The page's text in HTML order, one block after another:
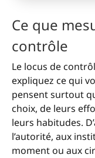
Ce que
contrôle
Le locus de
expliquez ce qui
pensent surtout
choix, de leurs
leurs habitudes.
l’autorité, aux
moment ou aux